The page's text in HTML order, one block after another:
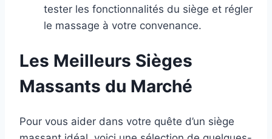
tester les fonctionnalités du siège et régler
le massage à votre convenance.
Les Meilleurs Sièges
Massants du Marché
Pour vous aider dans votre quête d’un siège